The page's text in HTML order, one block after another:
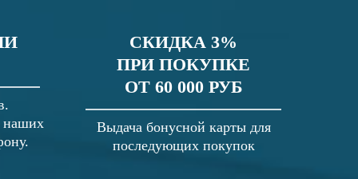
наших
СКИДКА 3%
ПРИ ПОКУПКЕ
ОТ 60 000 РУБ
Выдача бонусной карты для
последующих покупок